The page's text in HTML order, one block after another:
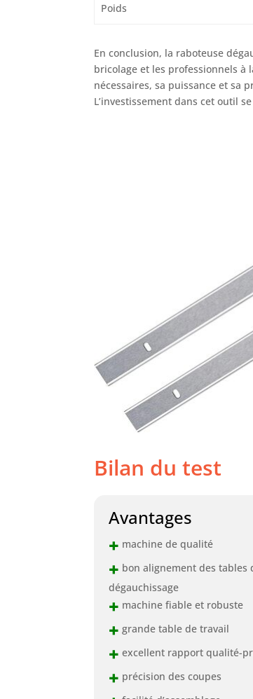
Poids
En conclusion, la raboteuse
bricolage et les professionnels
nécessaires, sa puissance et sa
L’investissement dans cet outil
Bilan du test
Avantages
+ machine de qualité
+ bon alignement des tables
dégauchissage
+ machine fiable et robuste
+ grande table de travail
+ excellent rapport qualité-
+ précision des coupes